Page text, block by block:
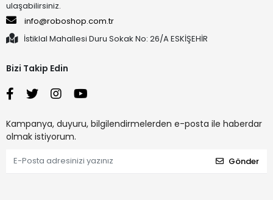
ulaşabilirsiniz.
info@roboshop.com.tr
İstiklal Mahallesi Duru Sokak No: 26/A ESKİŞEHİR
Bizi Takip Edin
Kampanya, duyuru, bilgilendirmelerden e-posta ile haberdar
olmak istiyorum.
Gönder